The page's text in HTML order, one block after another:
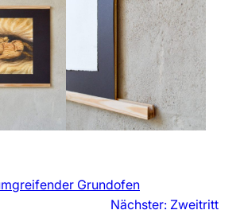
Grundofen
Nächster: Zweitritt